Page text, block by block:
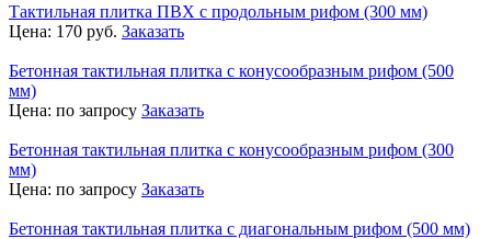
Тактильная плитка ПВХ с продольным рифом (300 мм)
Цена: 170 руб. Заказать
Бетонная тактильная плитка с конусообразным рифом (500
мм)
Цена: по запросу Заказать
Бетонная тактильная плитка с конусообразным рифом (300
мм)
Цена: по запросу Заказать
Бетонная тактильная плитка с диагональным рифом (500 мм)